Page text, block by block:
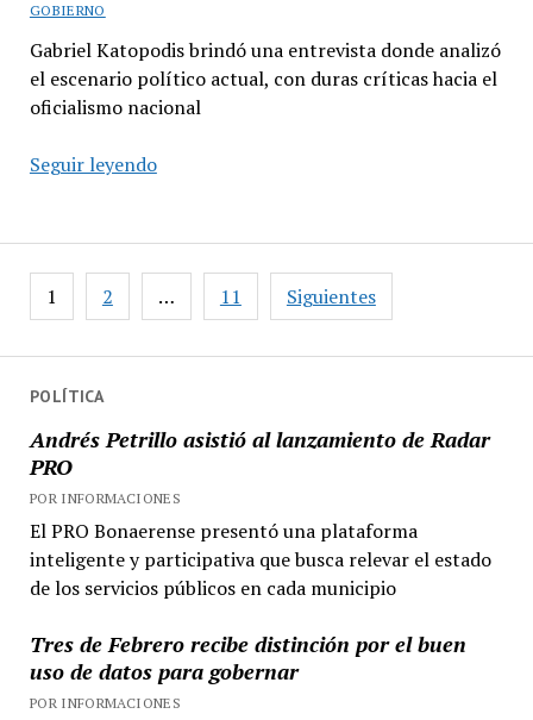
POLÍTICA
Andrés Petrillo asistió al lanzamiento de Radar
PRO
POR INFORMACIONES
El PRO Bonaerense presentó una plataforma
inteligente y participativa que busca relevar el estado
de los servicios públicos en cada municipio
Tres de Febrero recibe distinción por el buen
uso de datos para gobernar
POR INFORMACIONES
GOBIERNO
Gabriel Katopodis brindó una entrevista donde analizó
el escenario político actual, con duras críticas hacia el
oficialismo nacional
Seguir leyendo«Desde
tuvo
ese
gesto
de
hizo
bien»
Paginación
de
1 2 … 11 Siguientes